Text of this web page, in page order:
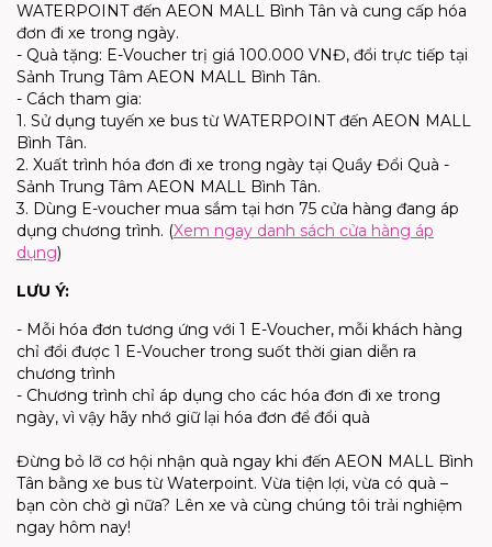
WATERPOINT đến AEON MALL Bình Tân và cung cấp hóa
đơn đi xe trong ngày.
- Quà tặng: E-Voucher trị giá 100.000 VNĐ, đổi trực tiếp tại
Sảnh Trung Tâm AEON MALL Bình Tân.
- Cách tham gia:
1. Sử dụng tuyến xe bus từ WATERPOINT đến AEON MALL
Bình Tân.
2. Xuất trình hóa đơn đi xe trong ngày tại Quầy Đổi Quà -
Sảnh Trung Tâm AEON MALL Bình Tân.
3. Dùng E-voucher mua sắm tại hơn 75 cửa hàng đang áp
dụng chương trình. (Xem ngay danh sách cửa hàng áp
dụng)
LƯU Ý:
- Mỗi hóa đơn tương ứng với 1 E-Voucher, mỗi khách hàng
chỉ đổi được 1 E-Voucher trong suốt thời gian diễn ra
chương trình
- Chương trình chỉ áp dụng cho các hóa đơn đi xe trong
ngày, vì vậy hãy nhớ giữ lại hóa đơn để đổi quà
Đừng bỏ lỡ cơ hội nhận quà ngay khi đến AEON MALL Bình
Tân bằng xe bus từ Waterpoint. Vừa tiện lợi, vừa có quà –
bạn còn chờ gì nữa? Lên xe và cùng chúng tôi trải nghiệm
ngay hôm nay!